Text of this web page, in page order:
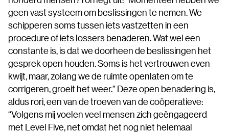
geen vast systeem om beslissingen te nemen. We
schipperen soms tussen iets vastzetten in een
procedure of iets lossers benaderen. Wat wel een
constante is, is dat we doorheen de beslissingen het
gesprek open houden. Soms is het vertrouwen even
kwijt, maar, zolang we de ruimte openlaten om te
corrigeren, groeit het weer.” Deze open benadering is,
aldus rori, een van de troeven van de coöperatieve:
“Volgens mij voelen veel mensen zich geëngageerd
met Level Five, net omdat het nog niet helemaal